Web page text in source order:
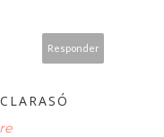
Responder